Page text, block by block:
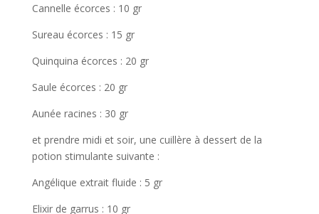
Cannelle écorces : 10 gr
Sureau écorces : 15 gr
Quinquina écorces : 20 gr
Saule écorces : 20 gr
Aunée racines : 30 gr
et prendre midi et soir, une cuillère à dessert de la
potion stimulante suivante :
Angélique extrait fluide : 5 gr
Elixir de garrus : 10 gr